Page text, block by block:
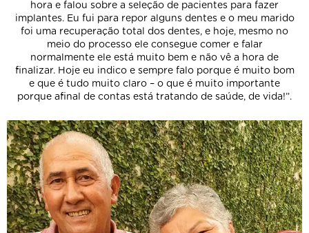
hora e falou sobre a seleção de pacientes para fazer
implantes. Eu fui para repor alguns dentes e o meu marido
foi uma recuperação total dos dentes, e hoje, mesmo no
meio do processo ele consegue comer e falar
normalmente ele está muito bem e não vê a hora de
finalizar. Hoje eu indico e sempre falo porque é muito bom
e que é tudo muito claro – o que é muito importante
porque afinal de contas está tratando de saúde, de vida!”.